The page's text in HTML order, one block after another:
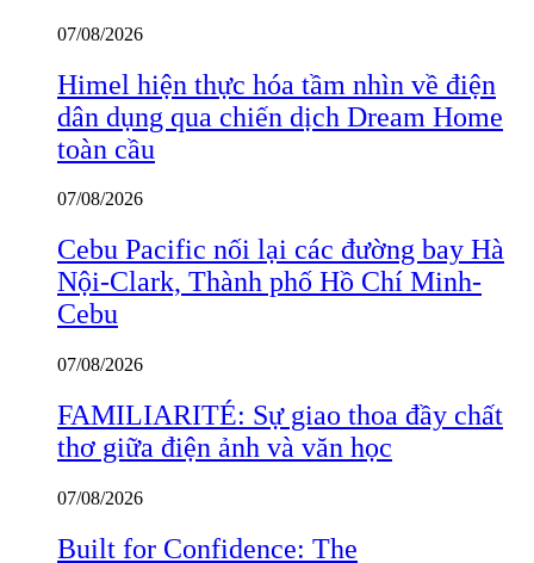
07/08/2026
Himel hiện thực hóa tầm nhìn về điện
dân dụng qua chiến dịch Dream Home
toàn cầu
07/08/2026
Cebu Pacific nối lại các đường bay Hà
Nội-Clark, Thành phố Hồ Chí Minh-
Cebu
07/08/2026
FAMILIARITÉ: Sự giao thoa đầy chất
thơ giữa điện ảnh và văn học
07/08/2026
Built for Confidence: The